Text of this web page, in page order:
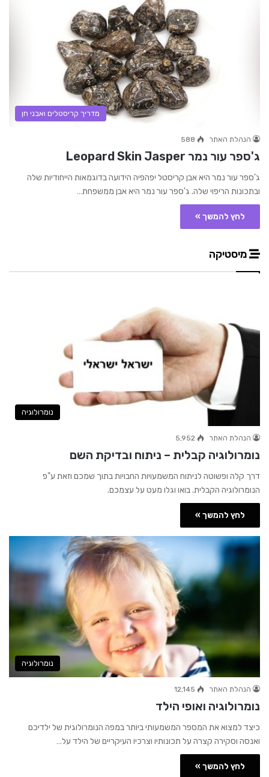
מדריך קריסטלים ואבני חן
הנהלת האתר 588
ג'ספר עור נמר Leopard Skin Jasper
ג'ספר עור נמר היא אבן קריסטל יפהפיה הידועה בדוגמאות הייחודיות שלה
ובתכונות הריפוי שלה. ג'ספר עור נמר היא אבן ממשפחת…
לחץ להמשך »
מיסטיקה
נומרולוגיה
הנהלת האתר 5,952
נומרולוגיה קבלית – ניתוח ובדיקת השם
דרך קלה ופשוטה לניתוח המשמעויות החבויות בתוך שמכם וזאת ע"פ
הנומרולוגיה הקבלית. בואו וגלו מעט על עצמכם.
לחץ להמשך »
נומרולוגיה
הנהלת האתר 12,145
נומרולוגיה ואופי הילד
כיצד למצוא את המספר המשמעותי ביותר במפה הנומרולוגית של ילדיכם
ואנסה וסקירה קצרה על תכונותיו וצרכיו העיקריים של הילד על…
לחץ להמשך »